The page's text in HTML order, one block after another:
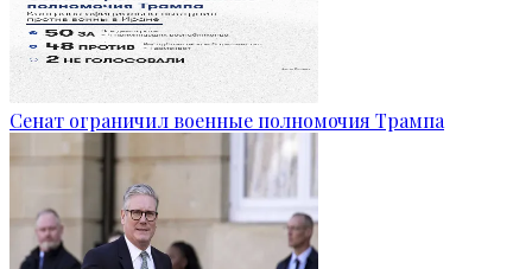
Сенат ограничил военные полномочия Трампа